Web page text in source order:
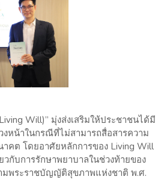
Will)” มุ่งส่งเสริมให้ประชาชนได้มี
งหน้าในกรณีที่ไม่สามารถสื่อสารความ
าคต โดยอาศัยหลักการของ Living Will
วกับการรักษาพยาบาลในช่วงท้ายของ
มพระราชบัญญัติสุขภาพแห่งชาติ พ.ศ.